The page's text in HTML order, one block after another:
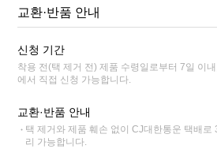
교환·반품 안내
신청 기간
착용 전(택 제거 전) 제품 수령일로부터 7일 이
에서 직접 신청 가능합니다.
교환·반품 안내
택 제거와 제품 훼손 없이 CJ대한통운 택배로
리 가능합니다.